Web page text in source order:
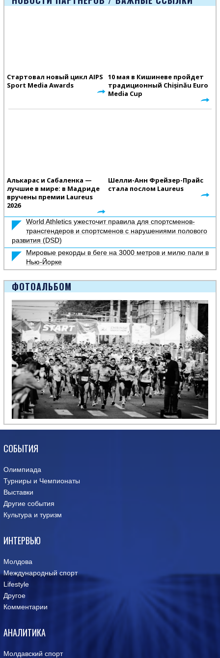
Стартовал новый цикл AIPS
Sport Media Awards
10 мая в Кишиневе пройдет
традиционный Chișinău Euro
Media Cup
Алькарас и Сабаленка —
лучшие в мире: в Мадриде
вручены премии Laureus
2026
Шелли-Анн Фрейзер-Прайс
стала послом Laureus
World Athletics ужесточит правила для спортсменов-
трансгендеров и спортсменов с нарушениями полового
развития (DSD)
Мировые рекорды в беге на 3000 метров и милю пали в
Нью-Йорке
ФОТОАЛЬБОМ
СОБЫТИЯ
Олимпиада
Турниры и Чемпионаты
Выставки
Другие события
Культура и туризм
ИНТЕРВЬЮ
Молдова
Международный спорт
Lifestyle
Другое
Комментарии
АНАЛИТИКА
Молдавский спорт